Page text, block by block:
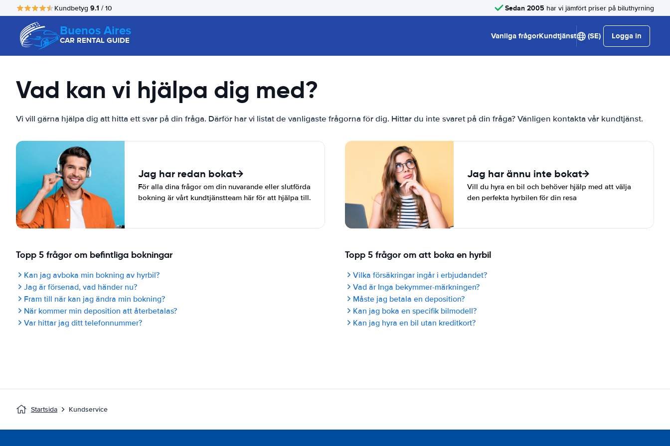
Kundbetyg 9.1 / 10 Sedan 2005 har vi jämfört priser på biluthyrning
Buenos Aires
CAR RENTAL GUIDE Vanliga frågorKundtjänst (SE) Logga in
Vad kan vi hjälpa dig med?
Vi vill gärna hjälpa dig att hitta ett svar på din fråga. Därför har vi listat de vanligaste frågorna för dig. Hittar du inte svaret på din fråga? Vänligen kontakta vår kundtjänst.
Jag har redan bokat
För alla dina frågor om din nuvarande eller slutförda
bokning är vårt kundtjänstteam här för att hjälpa till.
Jag har ännu inte bokat
Vill du hyra en bil och behöver hjälp med att välja
den perfekta hyrbilen för din resa
Topp 5 frågor om befintliga bokningar
Kan jag avboka min bokning av hyrbil?
Jag är försenad, vad händer nu?
Fram till när kan jag ändra min bokning?
När kommer min deposition att återbetalas?
Var hittar jag ditt telefonnummer?
Topp 5 frågor om att boka en hyrbil
Vilka försäkringar ingår i erbjudandet?
Vad är Inga bekymmer-märkningen?
Måste jag betala en deposition?
Kan jag boka en specifik bilmodell?
Kan jag hyra en bil utan kreditkort?
Startsida Kundservice